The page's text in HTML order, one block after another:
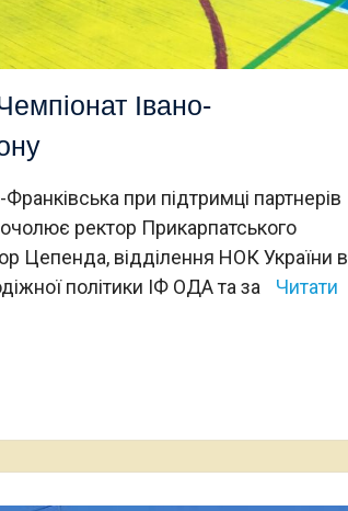
Івано-
при підтримці партнерів
очолює ректор Прикарпатського
Цепенда, відділення НОК України в
політики ІФ ОДА та за
Читати